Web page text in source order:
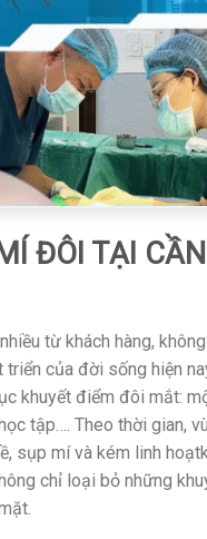
ĐÔI TẠI CẦN
từ khách hàng,
của đời sống hiện
khuyết điểm đôi mắt:
tập…. Theo thời gian,
sụp mí và kém linh
chỉ loại bỏ những